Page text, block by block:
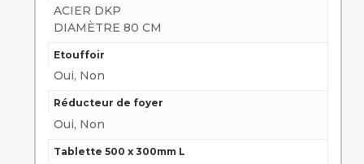
ACIER DKP
DIAMÈTRE 80 CM
Etouffoir
Oui, Non
Réducteur de foyer
Oui, Non
Tablette 500 x 300mm L